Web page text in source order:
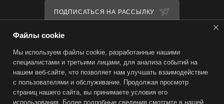
ПОДПИСАТЬСЯ НА РАССЫЛКУ
2026 © TorWin – интернет-магазин
Файлы cookie
Мы используем файлы cookie, разработанные нашими
специалистами и третьими лицами, для анализа событий на
нашем веб-сайте, что позволяет нам улучшать взаимодействие
с пользователями и обслуживание. Продолжая просмотр
страниц нашего сайта, вы принимаете условия его
использования. Более подробные сведения смотрите в нашей